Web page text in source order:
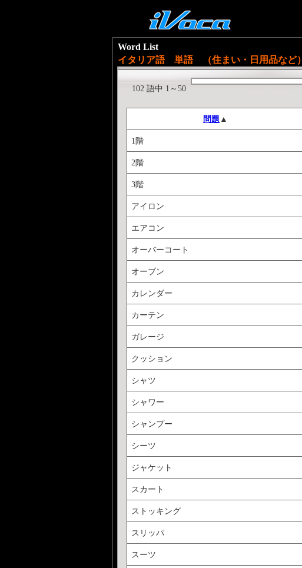
Word List
イタリア語 単語 （住まい・日用品など）
102 語中 1～50
問題 ▲
1階
2階
3階
アイロン
エアコン
オーバーコート
オーブン
カレンダー
カーテン
ガレージ
クッション
シャツ
シャワー
シャンプー
シーツ
ジャケット
スカート
ストッキング
スリッパ
スーツ